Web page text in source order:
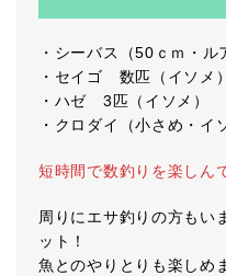
・シーバス（50ｃｍ・ル
・セイゴ 数匹（イソメ）
・ハゼ 3匹（イソメ）
・クロダイ（小さめ・イ
短時間で数釣りを楽しん
周りにエサ釣りの方もい
ット！
魚とのやりとりも楽しめ